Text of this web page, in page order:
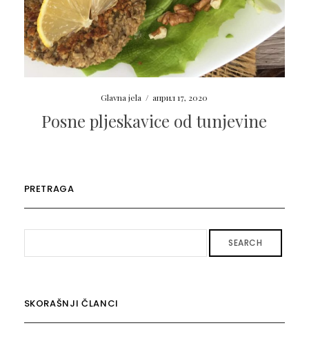
Glavna jela / април 17, 2020
Posne pljeskavice od tunjevine
PRETRAGA
SEARCH
SKORAŠNJI ČLANCI